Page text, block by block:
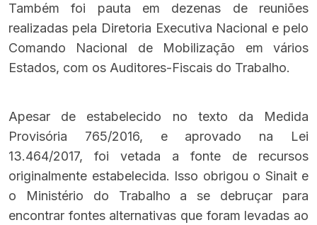
Também foi pauta em dezenas de reuniões
realizadas pela Diretoria Executiva Nacional e pelo
Comando Nacional de Mobilização em vários
Estados, com os Auditores-Fiscais do Trabalho.
Apesar de estabelecido no texto da Medida
Provisória 765/2016, e aprovado na Lei
13.464/2017, foi vetada a fonte de recursos
originalmente estabelecida. Isso obrigou o Sinait e
o Ministério do Trabalho a se debruçar para
encontrar fontes alternativas que foram levadas ao